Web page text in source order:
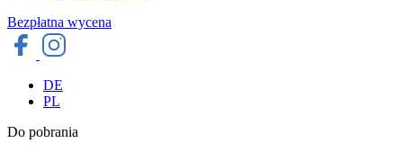
Bezpłatna wycena
DE
PL
Do pobrania